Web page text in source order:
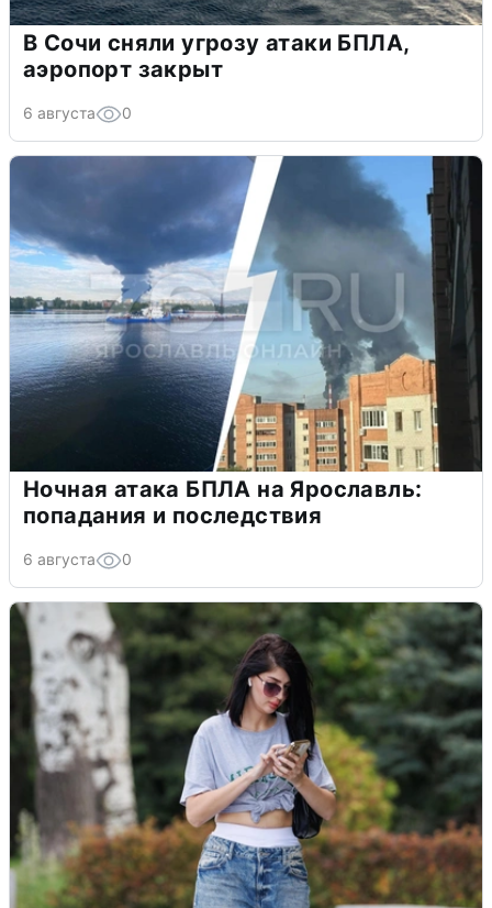
В Сочи сняли угрозу атаки БПЛА,
аэропорт закрыт
6 августа 0
Ночная атака БПЛА на Ярославль:
попадания и последствия
6 августа 0